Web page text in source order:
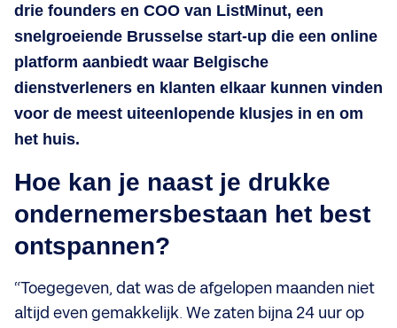
drie founders en COO van ListMinut, een
snelgroeiende Brusselse start-up die een online
platform aanbiedt waar Belgische
dienstverleners en klanten elkaar kunnen vinden
voor de meest uiteenlopende klusjes in en om
het huis.
Hoe kan je naast je drukke
ondernemersbestaan het best
ontspannen?
“Toegegeven, dat was de afgelopen maanden niet
altijd even gemakkelijk. We zaten bijna 24 uur op